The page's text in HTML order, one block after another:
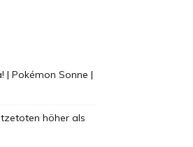
| Pokémon Sonne |
höher als